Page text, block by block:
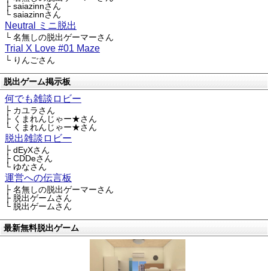
├ saiazinnさん
└ saiazinnさん
Neutral ミニ脱出
└ 名無しの脱出ゲーマーさん
Trial X Love #01 Maze
└ りんごさん
脱出ゲーム掲示板
何でも雑談ロビー
├ カユラさん
├ くまれんじゃー★さん
└ くまれんじゃー★さん
脱出雑談ロビー
├ dEyXさん
├ CDDeさん
└ ゆなさん
運営への伝言板
├ 名無しの脱出ゲーマーさん
├ 脱出ゲームさん
└ 脱出ゲームさん
最新無料脱出ゲーム